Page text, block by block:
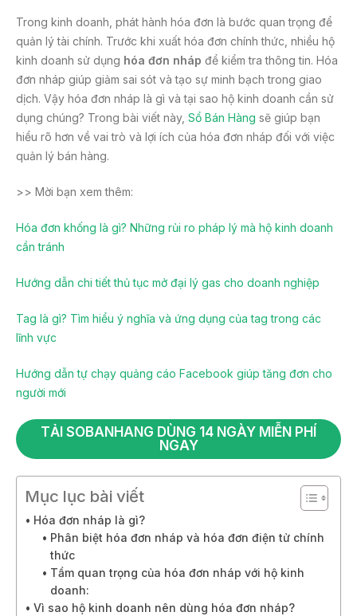
c
e
b
o
o
k
itt
er
ail
Trong kinh doanh, phát hành hóa đơn là bước quan trọng để
quản lý tài chính. Trước khi xuất hóa đơn chính thức, nhiều hộ
kinh doanh sử dụng hóa đơn nháp để kiểm tra thông tin. Hóa
đơn nháp giúp giảm sai sót và tạo sự minh bạch trong giao
dịch. Vậy hóa đơn nháp là gì và tại sao hộ kinh doanh cần sử
dụng chúng? Trong bài viết này, Sổ Bán Hàng sẽ giúp bạn
hiểu rõ hơn về vai trò và lợi ích của hóa đơn nháp đối với việc
quản lý bán hàng.
>> Mời bạn xem thêm:
Hóa đơn khống là gì? Những rủi ro pháp lý mà hộ kinh doanh
cần tránh
Hướng dẫn chi tiết thủ tục mở đại lý gas cho doanh nghiệp
Tag là gì? Tìm hiểu ý nghĩa và ứng dụng của tag trong các
lĩnh vực
Hướng dẫn tự chạy quảng cáo Facebook giúp tăng đơn cho
người mới
TẢI SOBANHANG DÙNG 14 NGÀY MIỄN PHÍ
NGAY
Mục lục bài viết
Hóa đơn nháp là gì?
Phân biệt hóa đơn nháp và hóa đơn điện tử chính
thức
Tầm quan trọng của hóa đơn nháp với hộ kinh
doanh:
Vì sao hộ kinh doanh nên dùng hóa đơn nháp?